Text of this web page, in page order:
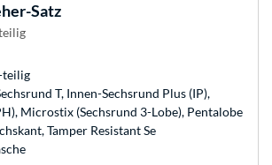
Satz
teilig
T, Innen-Sechsrund Plus (IP),
Microstix (Sechsrund 3-Lobe), Pentalobe
Tamper Resistant Se